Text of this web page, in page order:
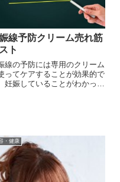
線予防クリーム売れ筋
ト
線の予防には専用のクリーム
ってケアすることが効果的で
妊娠していることがわかった
・健康